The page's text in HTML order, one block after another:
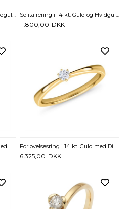
11.800,00 DKK
Solitairering i 14 kt. Hvidguld med Diamant - 0,15 ct. Forlovelsesring i 14 kt. Guld med Diamant - 0,05 ct.
6.325,00 DKK